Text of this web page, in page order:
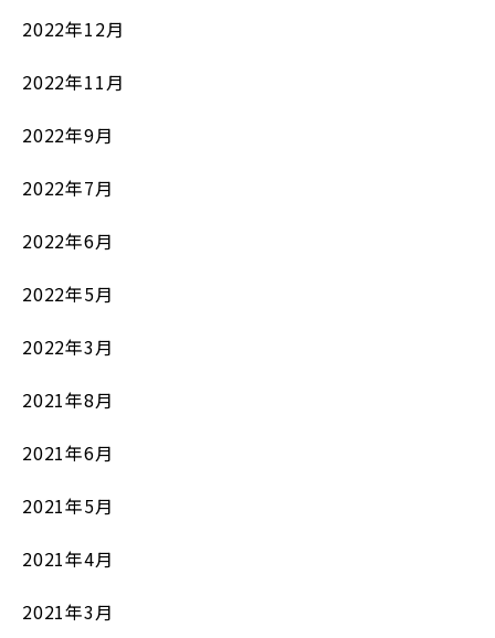
2022年12月
2022年11月
2022年9月
2022年7月
2022年6月
2022年5月
2022年3月
2021年8月
2021年6月
2021年5月
2021年4月
2021年3月